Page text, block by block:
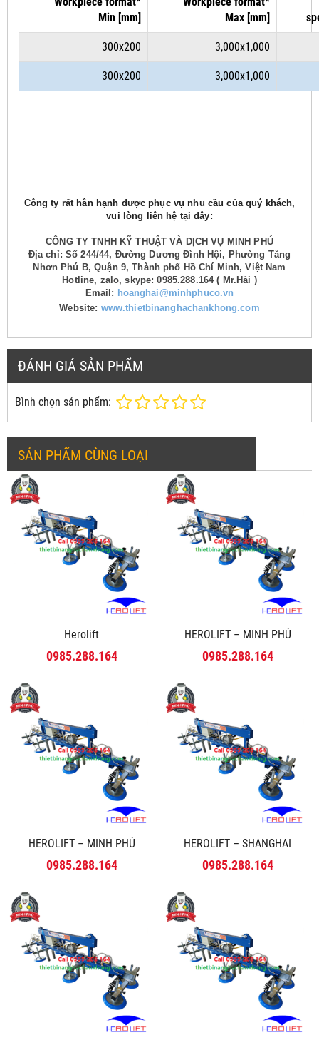
Min [mm]
Max [mm]
300x200 3,000x1,000
300x200 3,000x1,000
Công ty rất hân hạnh được phục vụ nhu cầu của quý khách,
vui lòng liên hệ tại đây:
CÔNG TY TNHH KỸ THUẬT VÀ DỊCH VỤ MINH PHÚ
Địa chỉ: Số 244/44, Đường Dương Đình Hội, Phường Tăng
Nhơn Phú B, Quận 9, Thành phố Hồ Chí Minh, Việt Nam
Hotline, zalo, skype: 0985.288.164 ( Mr.Hải )
Email: hoanghai@minhphuco.vn
Website: www.thietbinanghachankhong.com
ĐÁNH GIÁ SẢN PHẨM
Bình chọn sản phẩm:
SẢN PHẨM CÙNG LOẠI
Herolift
0985.288.164
HEROLIFT – MINH PHÚ
0985.288.164
HEROLIFT – MINH PHÚ
0985.288.164
HEROLIFT – SHANGHAI
0985.288.164